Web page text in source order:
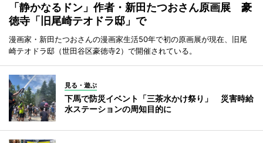
「静かなるドン」作者・新田たつおさん原画展 豪
徳寺「旧尾崎テオドラ邸」で
漫画家・新田たつおさんの漫画家生活50年で初の原画展が現在、旧尾
崎テオドラ邸（世田谷区豪徳寺2）で開催されている。
見る・遊ぶ
下馬で防災イベント「三茶水かけ祭り」 災害時給
水ステーションの周知目的に